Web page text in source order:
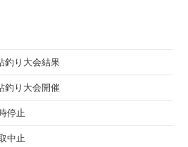
釣り大会結果
釣り大会開催
停止
中止